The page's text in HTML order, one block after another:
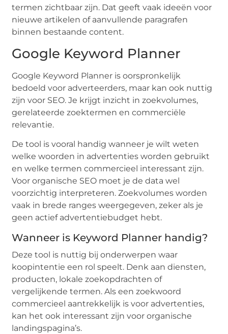
termen zichtbaar zijn. Dat geeft vaak ideeën voor
nieuwe artikelen of aanvullende paragrafen
binnen bestaande content.
Google Keyword Planner
Google Keyword Planner is oorspronkelijk
bedoeld voor adverteerders, maar kan ook nuttig
zijn voor SEO. Je krijgt inzicht in zoekvolumes,
gerelateerde zoektermen en commerciële
relevantie.
De tool is vooral handig wanneer je wilt weten
welke woorden in advertenties worden gebruikt
en welke termen commercieel interessant zijn.
Voor organische SEO moet je de data wel
voorzichtig interpreteren. Zoekvolumes worden
vaak in brede ranges weergegeven, zeker als je
geen actief advertentiebudget hebt.
Wanneer is Keyword Planner handig?
Deze tool is nuttig bij onderwerpen waar
koopintentie een rol speelt. Denk aan diensten,
producten, lokale zoekopdrachten of
vergelijkende termen. Als een zoekwoord
commercieel aantrekkelijk is voor advertenties,
kan het ook interessant zijn voor organische
landingspagina’s.